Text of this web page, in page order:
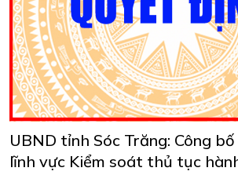
UBND tỉnh Sóc Trăng: Công
lĩnh vực Kiểm soát thủ tục